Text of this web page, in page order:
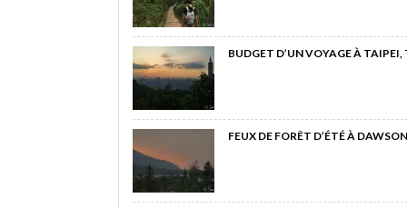
BUDGET D’UN VOYAGE À
FEUX DE FORÊT D’ÉTÉ À